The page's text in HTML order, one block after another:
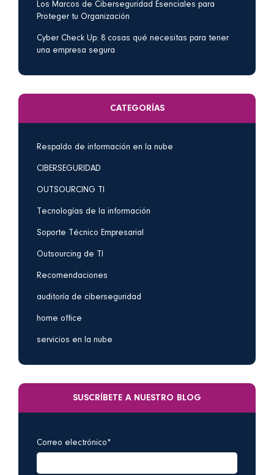
Los Marcos de Ciberseguridad Esenciales para
Proteger tu Organización
Cyber Check Up: 8 cosas qué necesitas para tener
una empresa segura
CATEGORÍAS
Respaldo de información en la nube
CIBERSEGURIDAD
OUTSOURCING TI
Tecnologías de la información
Soporte Técnico Empresarial
Outsourcing de TI
Recomendaciones
auditoría de ciberseguridad
home office
servicios en la nube
SUSCRÍBETE A NUESTRO BLOG
Correo electrónico*